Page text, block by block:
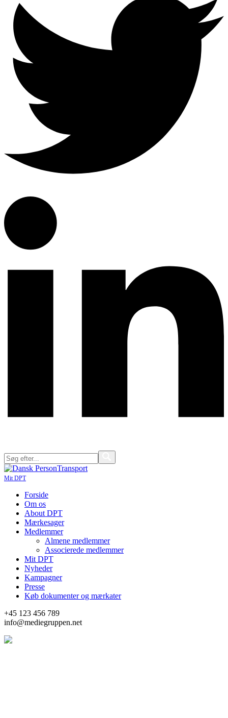
Mit DPT
Forside
Om os
About DPT
Mærkesager
Medlemmer
Almene medlemmer
Associerede medlemmer
Mit DPT
Nyheder
Kampagner
Presse
Køb dokumenter og mærkater
+45 123 456 789
info@mediegruppen.net